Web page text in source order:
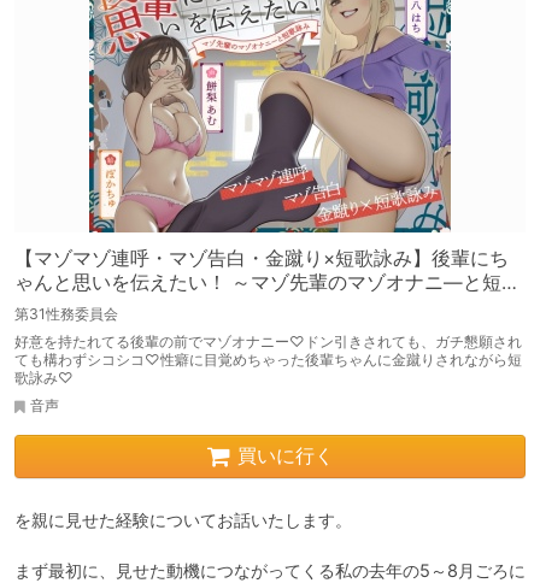
【マゾマゾ連呼・マゾ告白・金蹴り×短歌詠み】後輩にち
ゃんと思いを伝えたい！ ～マゾ先輩のマゾオナニ―と短歌
詠み～【マゾ向け】
第31性務委員会
好意を持たれてる後輩の前でマゾオナニー♡ドン引きされても、ガチ懇願され
ても構わずシコシコ♡性癖に目覚めちゃった後輩ちゃんに金蹴りされながら短
歌詠み♡
音声
買いに行く
を親に見せた経験についてお話いたします。
まず最初に、見せた動機につながってくる私の去年の5～8月ごろに